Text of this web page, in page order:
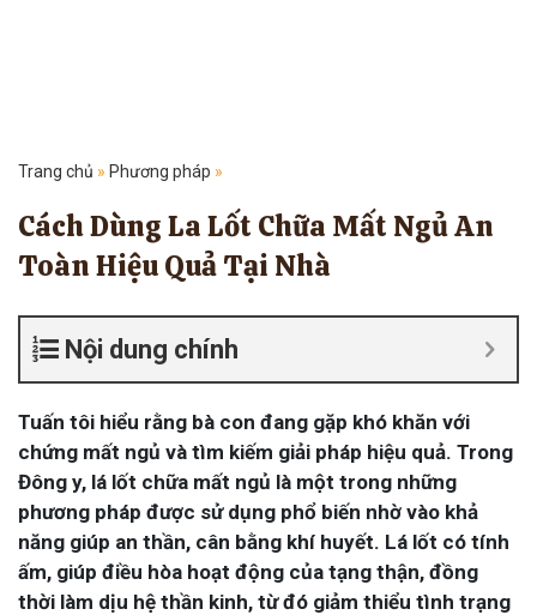
Trang chủ » Phương pháp »
Cách Dùng La Lốt Chữa Mất Ngủ An
Toàn Hiệu Quả Tại Nhà
Nội dung chính
Tuấn tôi hiểu rằng bà con đang gặp khó khăn với
chứng mất ngủ và tìm kiếm giải pháp hiệu quả. Trong
Đông y, lá lốt chữa mất ngủ là một trong những
phương pháp được sử dụng phổ biến nhờ vào khả
năng giúp an thần, cân bằng khí huyết. Lá lốt có tính
ấm, giúp điều hòa hoạt động của tạng thận, đồng
thời làm dịu hệ thần kinh, từ đó giảm thiểu tình trạng